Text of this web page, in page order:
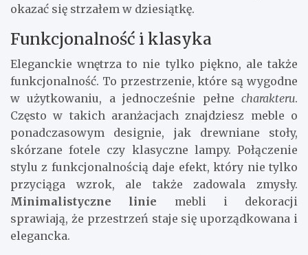
okazać się strzałem w dziesiątkę.
Funkcjonalność i klasyka
Eleganckie wnętrza to nie tylko piękno, ale także
funkcjonalność. To przestrzenie, które są wygodne
w użytkowaniu, a jednocześnie pełne charakteru.
Często w takich aranżacjach znajdziesz meble o
ponadczasowym designie, jak drewniane stoły,
skórzane fotele czy klasyczne lampy. Połączenie
stylu z funkcjonalnością daje efekt, który nie tylko
przyciąga wzrok, ale także zadowala zmysły.
Minimalistyczne linie mebli i dekoracji
sprawiają, że przestrzeń staje się uporządkowana i
elegancka.